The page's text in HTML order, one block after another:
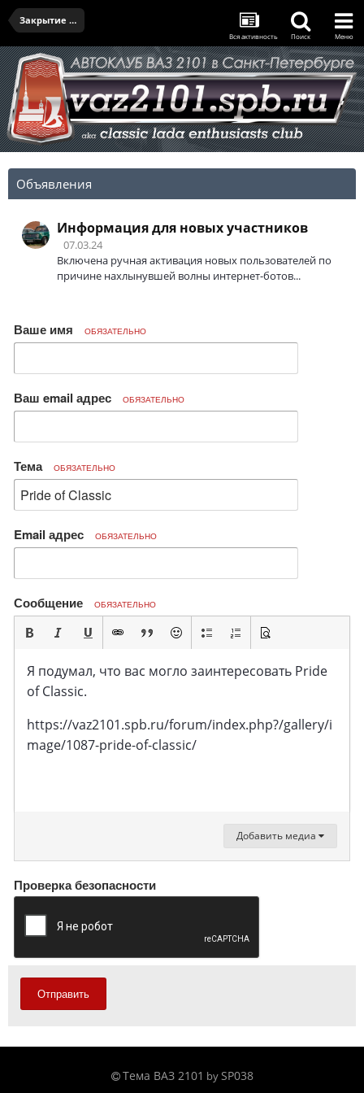
Закрытие летнего сезона 2021 - 07.10.2021
Вся активность Поиск Меню
Объявления
Информация для новых участников
07.03.24
Включена ручная активация новых пользователей по
причине нахлынувшей волны интернет-ботов...
Ваше имя ОБЯЗАТЕЛЬНО
Ваш email адрес ОБЯЗАТЕЛЬНО
Тема ОБЯЗАТЕЛЬНО
Email адрес ОБЯЗАТЕЛЬНО
Сообщение ОБЯЗАТЕЛЬНО
Я подумал, что вас могло заинтересовать Pride
of Classic.
https://vaz2101.spb.ru/forum/index.php?/gallery/i
mage/1087-pride-of-classic/
Добавить медиа
Проверка безопасности
Отправить
Тема ВАЗ 2101 by SP038